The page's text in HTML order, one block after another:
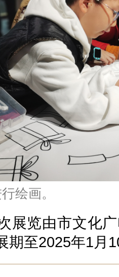
绘画。
展览由市文化
期至2025年1月